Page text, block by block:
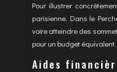
Pour illustrer
parisienne. Dans le
voire atteindre des
pour un budget équivalent.
Aides